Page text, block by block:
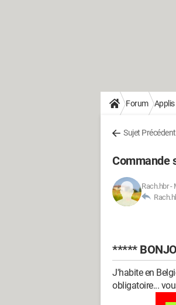
Forum Applis
Sujet Précédent
Commande
Rach.hbr-
*****
J'habite en
obligatoire...